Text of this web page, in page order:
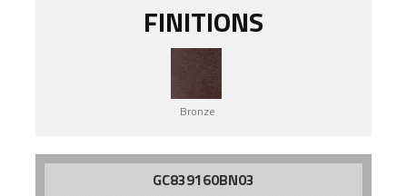
FINITIONS
Bronze
GC839160BN03